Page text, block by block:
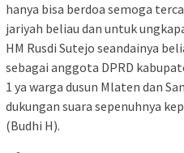
hanya bisa berdoa semoga
jariyah beliau dan untuk
HM Rusdi Sutejo seandainya
sebagai anggota DPRD
1 ya warga dusun Mlaten dan
dukungan suara sepenuhnya
(Budhi H).